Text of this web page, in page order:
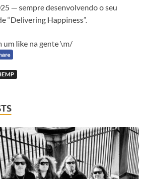
— sempre desenvolvendo o seu
“Delivering Happiness”.
um like na gente \m/